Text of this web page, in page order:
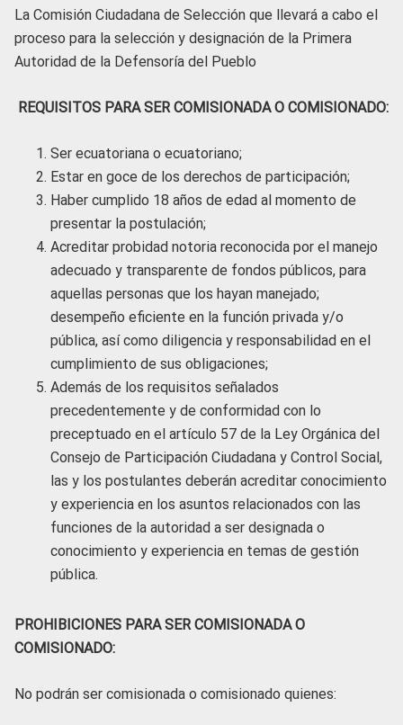
La Comisión Ciudadana de Selección que llevará a cabo el
proceso para la selección y designación de la Primera
Autoridad de la Defensoría del Pueblo
REQUISITOS PARA SER COMISIONADA O COMISIONADO:
Ser ecuatoriana o ecuatoriano;
Estar en goce de los derechos de participación;
Haber cumplido 18 años de edad al momento de
presentar la postulación;
Acreditar probidad notoria reconocida por el manejo
adecuado y transparente de fondos públicos, para
aquellas personas que los hayan manejado;
desempeño eficiente en la función privada y/o
pública, así como diligencia y responsabilidad en el
cumplimiento de sus obligaciones;
Además de los requisitos señalados
precedentemente y de conformidad con lo
preceptuado en el artículo 57 de la Ley Orgánica del
Consejo de Participación Ciudadana y Control Social,
las y los postulantes deberán acreditar conocimiento
y experiencia en los asuntos relacionados con las
funciones de la autoridad a ser designada o
conocimiento y experiencia en temas de gestión
pública.
PROHIBICIONES PARA SER COMISIONADA O
COMISIONADO:
No podrán ser comisionada o comisionado quienes: